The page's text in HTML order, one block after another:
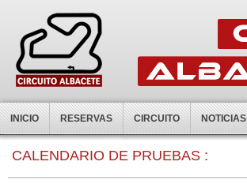
INICIO RESERVAS CIRCUITO NOTICIAS
CALENDARIO DE PRUEBAS :